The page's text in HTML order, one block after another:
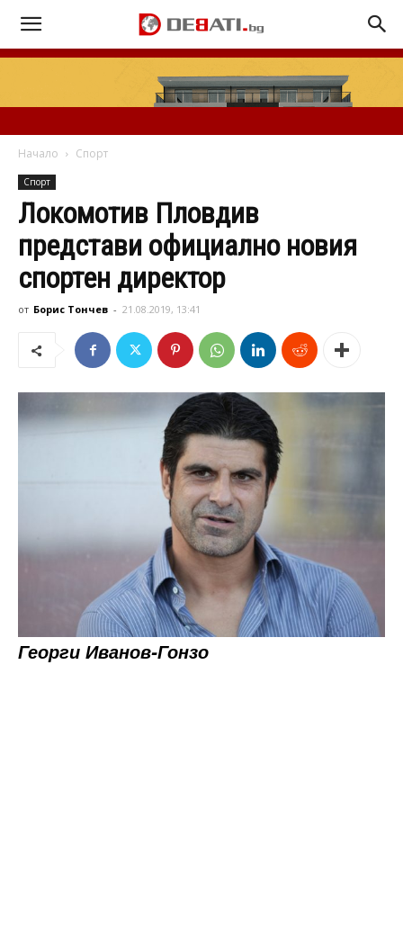
Начало Спорт
Спорт
Локомотив Пловдив
представи официално новия
спортен директор
от Борис Тончев - 21.08.2019, 13:41
Георги Иванов-Гонзо